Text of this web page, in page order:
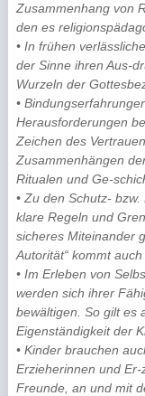
Zusammenhang von
den es
• In frühen
der Sinne ihren Aus-
Wurzeln der
•
Herausforderungen
Zeichen des
Zusammenhängen
Ritualen und Ge-
• Zu den Schutz-
klare Regeln und
sicheres Miteinander
Autorität“ kommt
• Im Erleben von
werden sich ihrer
bewältigen. So gilt es
Eigenständigkeit der
• Kinder brauchen
Erzieherinnen und
Freunde, an und mit